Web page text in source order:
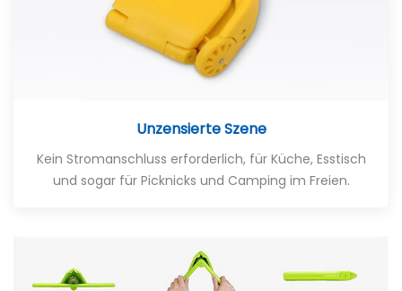
Unzensierte Szene
Kein Stromanschluss erforderlich, für Küche, Esstisch
und sogar für Picknicks und Camping im Freien.